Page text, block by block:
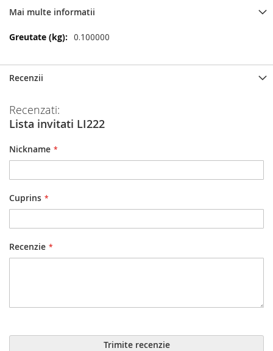
Mai multe informatii
Mai
0.100000
Recenzii
Recenzati:
Lista invitati LI222
Nickname
Cuprins
Recenzie
Trimite recenzie